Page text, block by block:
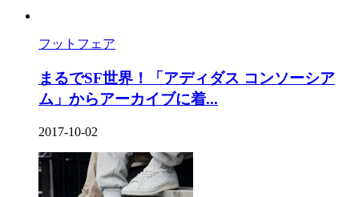
フットフェア
まるでSF世界！「アディダス コンソーシア
ム」からアーカイブに着...
2017-10-02